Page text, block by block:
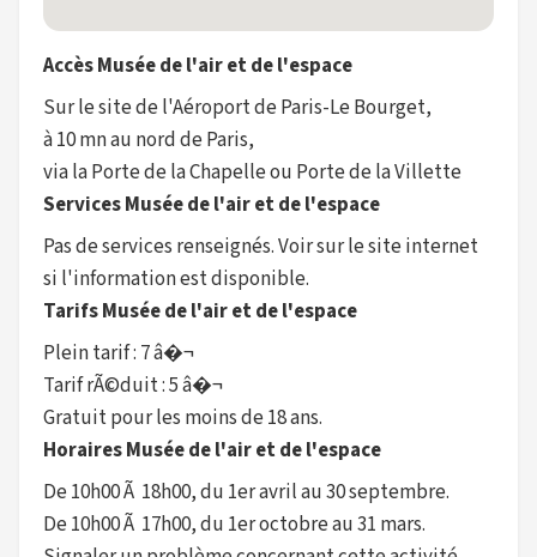
Accès Musée de l'air et de l'espace
Sur le site de l'Aéroport de Paris-Le Bourget,
à 10 mn au nord de Paris,
via la Porte de la Chapelle ou Porte de la Villette
Services Musée de l'air et de l'espace
Pas de services renseignés. Voir sur le site internet
si l'information est disponible.
Tarifs Musée de l'air et de l'espace
Plein tarif : 7 â�¬
Tarif rÃ©duit : 5 â�¬
Gratuit pour les moins de 18 ans.
Horaires Musée de l'air et de l'espace
De 10h00 Ã 18h00, du 1er avril au 30 septembre.
De 10h00 Ã 17h00, du 1er octobre au 31 mars.